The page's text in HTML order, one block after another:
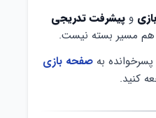
و پیشرفت تدریجی
هم مسیر بسته نیست.
به صفحه بازی
کنید.